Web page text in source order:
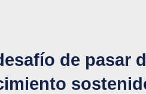
de pasar